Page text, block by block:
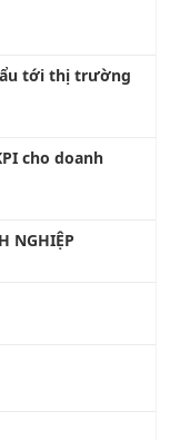
tới thị trường
cho doanh
NGHIỆP